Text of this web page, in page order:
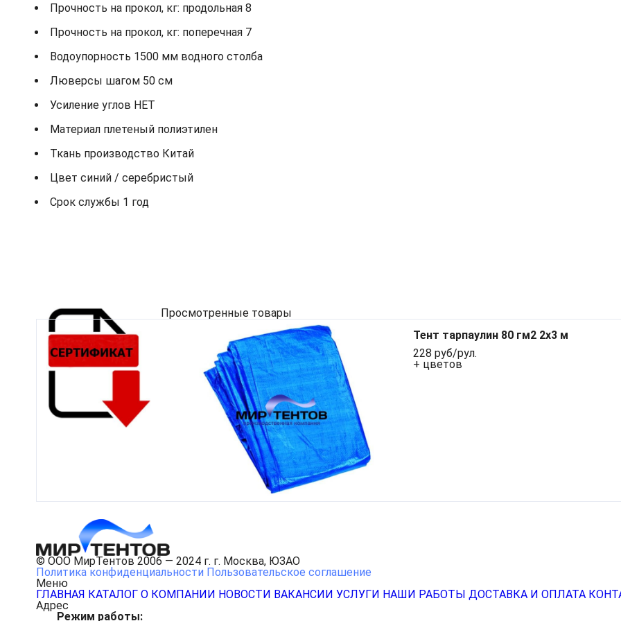
Прочность на прокол, кг: продольная 8
Прочность на прокол, кг: поперечная 7
Водоупорность 1500 мм водного столба
Люверсы шагом 50 см
Усиление углов НЕТ
Материал плетеный полиэтилен
Ткань производство Китай
Цвет синий / серебристый
Срок службы 1 год
Просмотренные товары
Тент тарпаулин 80 гм2 2х3 м
228 руб/рул.
+ цветов
© ООО МирТентов 2006 — 2024 г. г. Москва, ЮЗАО
Политика конфиденциальности Пользовательское соглашение
Меню
ГЛАВНАЯ КАТАЛОГ О КОМПАНИИ НОВОСТИ ВАКАНСИИ УСЛУГИ НАШИ РАБОТЫ ДОСТАВКА И ОПЛАТА
Адрес
Режим работы: